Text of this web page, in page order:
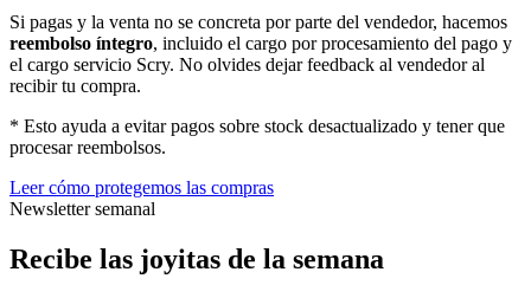
Si pagas y la venta no se concreta por parte del vendedor, hacemos
reembolso íntegro, incluido el cargo por procesamiento del pago y
el cargo servicio Scry. No olvides dejar feedback al vendedor al
recibir tu compra.
* Esto ayuda a evitar pagos sobre stock desactualizado y tener que
procesar reembolsos.
Leer cómo protegemos las compras
Newsletter semanal
Recibe las joyitas de la semana